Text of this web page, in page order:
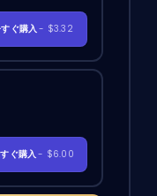
ぐ購入- $3.32
ぐ購入- $6.00